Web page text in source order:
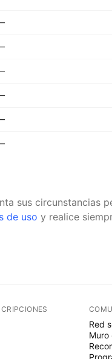
sus circunstancias
de uso y realice
Red
Muro